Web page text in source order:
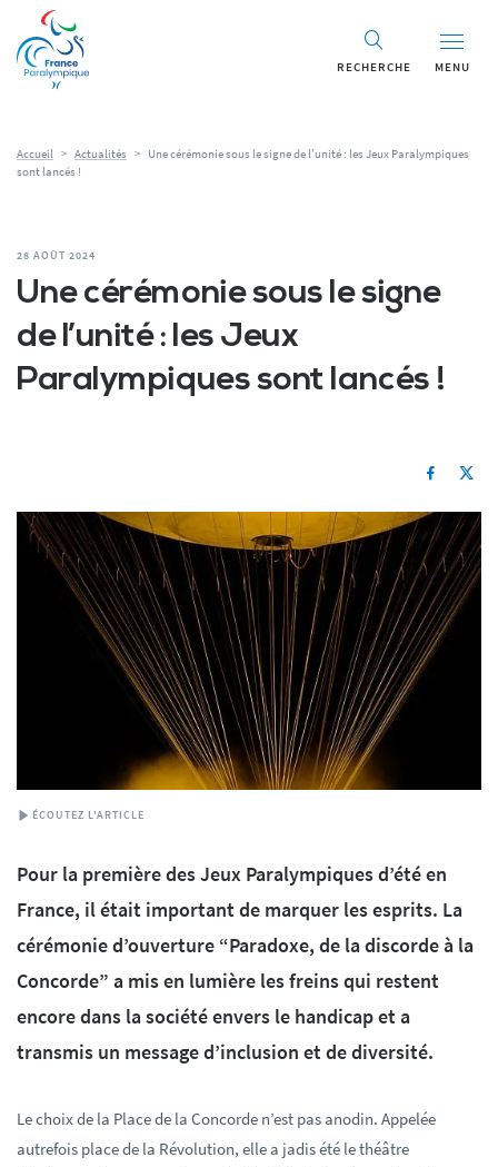
RECHERCHE MENU
Accueil > Actualités > Une cérémonie sous le signe de l’unité : les Jeux Paralympiques
sont lancés !
28 AOÛT 2024
Une cérémonie sous le signe
de l’unité : les Jeux
Paralympiques sont lancés !
ÉCOUTEZ L'ARTICLE
Pour la première des Jeux Paralympiques d’été en
France, il était important de marquer les esprits. La
cérémonie d’ouverture “Paradoxe, de la discorde à la
Concorde” a mis en lumière les freins qui restent
encore dans la société envers le handicap et a
transmis un message d’inclusion et de diversité.
Le choix de la Place de la Concorde n’est pas anodin. Appelée
autrefois place de la Révolution, elle a jadis été le théâtre